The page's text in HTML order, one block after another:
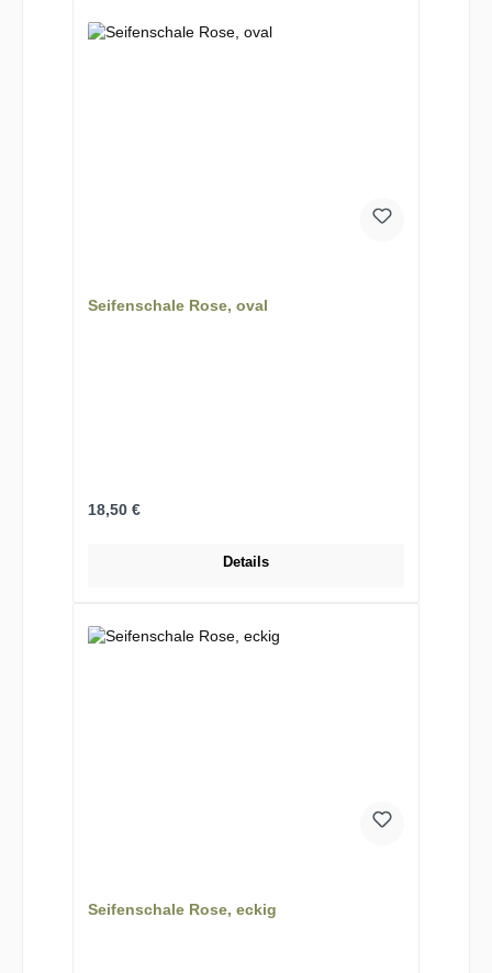
Seifenschale Rose, oval
Regulärer Preis:
18,50 €
Details
Seifenschale Rose, eckig